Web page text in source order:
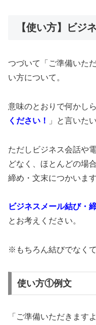
【使い方】ビジ
つづいて「ご準備いた
い方について。
意味のとおりで何かしら
ください！
」と言いた
ただしビジネス会話や
どなく、ほとんどの場
締め・文末につかいます
ビジネスメール結び・
とお考えください。
※もちろん結びでなく
使い方①例文
「ご準備いただきます